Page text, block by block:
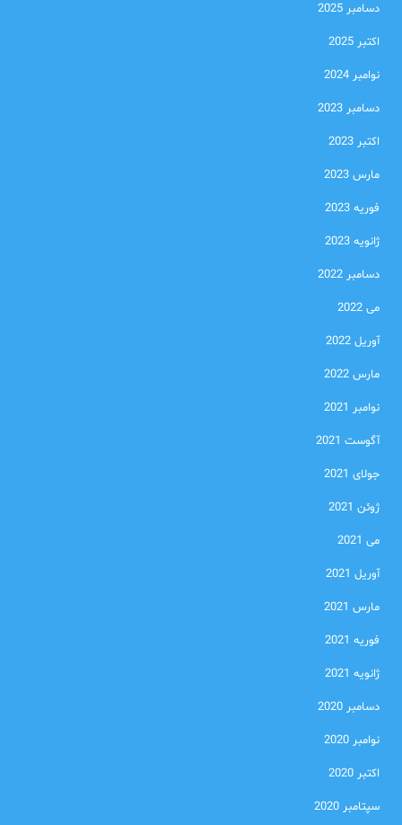
دسامبر 2025
اکتبر 2025
نوامبر 2024
دسامبر 2023
اکتبر 2023
مارس 2023
فوریه 2023
ژانویه 2023
دسامبر 2022
می 2022
آوریل 2022
مارس 2022
نوامبر 2021
آگوست 2021
جولای 2021
ژوئن 2021
می 2021
آوریل 2021
مارس 2021
فوریه 2021
ژانویه 2021
دسامبر 2020
نوامبر 2020
اکتبر 2020
سپتامبر 2020